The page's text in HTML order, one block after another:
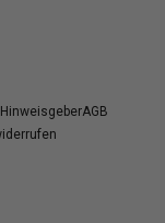
HinweisgeberAGB